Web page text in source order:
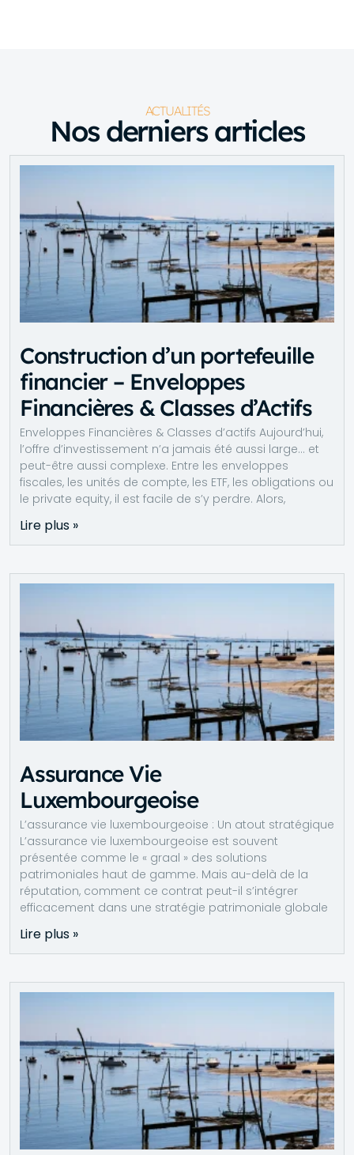
ACTUALITÉS
Nos derniers articles
Construction d’un portefeuille
financier – Enveloppes
Financières & Classes d’Actifs
Enveloppes Financières & Classes d’actifs Aujourd’hui,
l’offre d’investissement n’a jamais été aussi large… et
peut-être aussi complexe. Entre les enveloppes
fiscales, les unités de compte, les ETF, les obligations ou
le private equity, il est facile de s’y perdre. Alors,
Lire plus »
Assurance Vie
Luxembourgeoise
L’assurance vie luxembourgeoise : Un atout stratégique
L’assurance vie luxembourgeoise est souvent
présentée comme le « graal » des solutions
patrimoniales haut de gamme. Mais au-delà de la
réputation, comment ce contrat peut-il s’intégrer
efficacement dans une stratégie patrimoniale globale
Lire plus »